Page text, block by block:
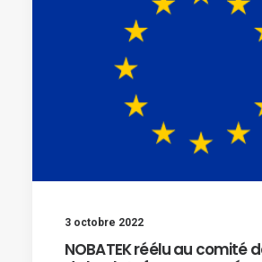
3 octobre 2022
NOBATEK réélu au comité